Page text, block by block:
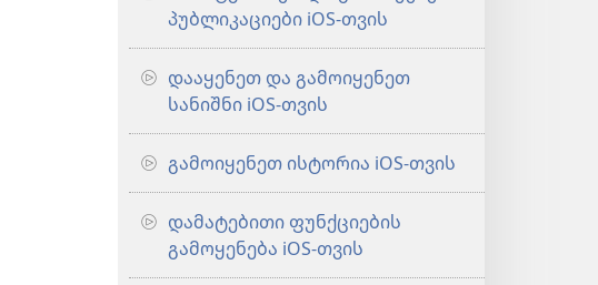
პუბლიკაციები iOS-თვის
დააყენეთ და გამოიყენეთ
სანიშნი iOS-თვის
გამოიყენეთ ისტორია iOS-თვის
დამატებითი ფუნქციების
გამოყენება iOS-თვის